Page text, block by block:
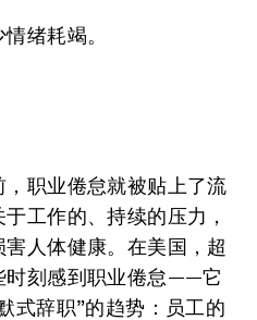
绪耗竭。
职业倦怠就被贴上了流
工作的、持续的压力，
人体健康。在美国，超
时刻感到职业倦怠——它
式辞职”的趋势：员工的